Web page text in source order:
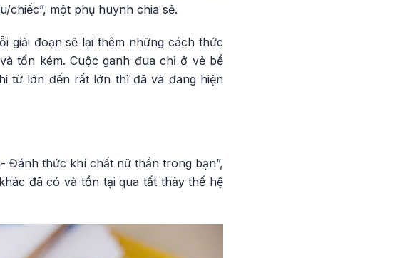
chiếc”, một phụ huynh chia sẻ.
giải đoạn sẽ lại thêm những cách thức
tốn kém. Cuộc ganh đua chỉ ở vẻ bề
từ lớn đến rất lớn thì đã và đang hiện
Đánh thức khí chất nữ thần trong bạn”,
đã có và tồn tại qua tất thảy thế hệ